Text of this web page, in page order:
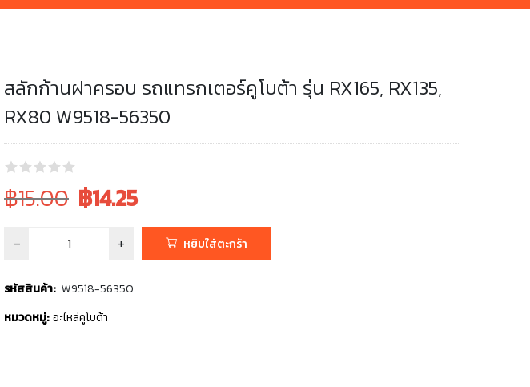
สลักก้านฝาครอบ รถแทรกเตอร์คูโบต้า รุ่น RX165, RX135,
RX80 W9518-56350
Original
price
was:
฿15.00 Current
฿14.25
หยิบใส่ตะกร้า
รหัสสินค้า: W9518-56350
หมวดหมู่: อะไหล่คูโบต้า